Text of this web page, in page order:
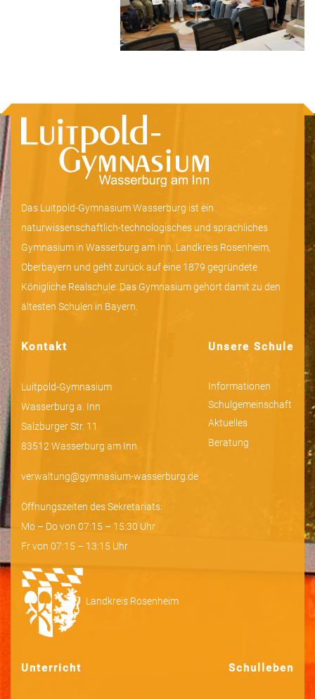
Das Luitpold-Gymnasium Wasserburg ist ein
naturwissenschaftlich-technologisches und sprachliches
Gymnasium in Wasserburg am Inn, Landkreis Rosenheim,
Oberbayern und geht zurück auf eine 1879 gegründete
Königliche Realschule. Das Gymnasium gehört damit zu den
ältesten Schulen in Bayern.
Kontakt
Luitpold-Gymnasium
Wasserburg a. Inn
Salzburger Str. 11
83512 Wasserburg am Inn
verwaltung@gymnasium-wasserburg.de
Öffnungszeiten des Sekretariats:
Mo – Do von 07:15 – 15:30 Uhr
Fr von 07:15 – 13:15 Uhr
Landkreis Rosenheim
Unsere Schule
Informationen
Schulgemeinschaft
Aktuelles
Beratung
Unterricht Schulleben